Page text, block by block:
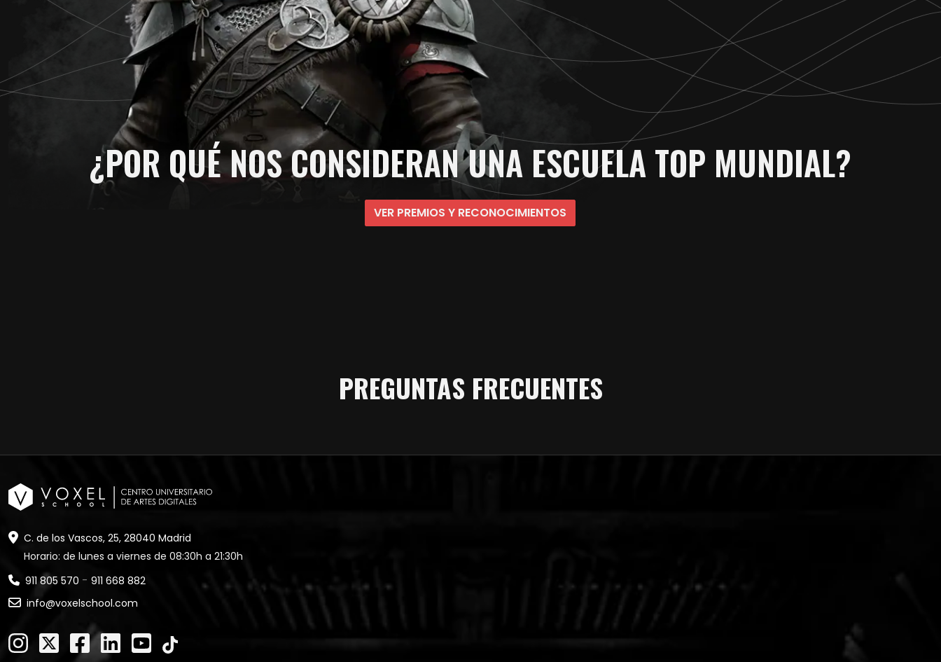
¿POR QUÉ NOS CONSIDERAN UNA ESCUELA TOP MUNDIAL?
VER PREMIOS Y RECONOCIMIENTOS
PREGUNTAS FRECUENTES
C. de los Vascos, 25, 28040 Madrid
Horario: de lunes a viernes de 08:30h a 21:30h
911 805 570 - 911 668 882
info@voxelschool.com